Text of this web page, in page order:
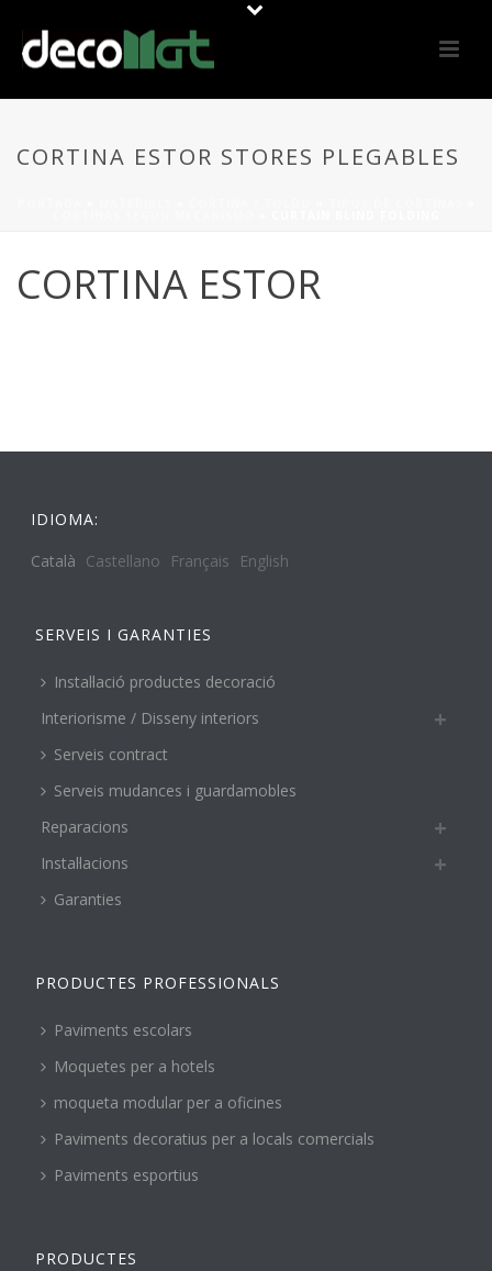
CORTINA ESTOR STORES PLEGABLES
CORTINA ESTOR
IDIOMA:
Català Castellano Français English
SERVEIS I GARANTIES
Instal·lació productes decoració
Interiorisme / Disseny interiors
Serveis contract
Serveis mudances i guardamobles
Reparacions
Instal·lacions
Garanties
PRODUCTES PROFESSIONALS
Paviments escolars
Moquetes per a hotels
moqueta modular per a oficines
Paviments decoratius per a locals comercials
Paviments esportius
PRODUCTES